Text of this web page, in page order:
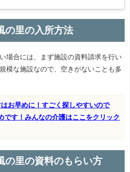
の里の入所方法
場合には、まず施設の資料請求を行い
模な施設なので、空きがないことも多
はお早めに！すごく探しやすいので
です！みんなの介護はここをクリック
の里の資料のもらい方